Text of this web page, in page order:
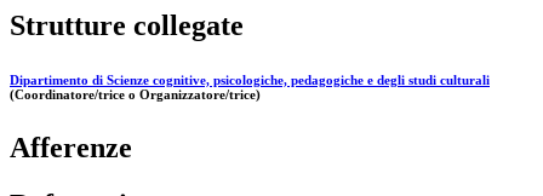
Strutture collegate
Dipartimento di Scienze cognitive, psicologiche, pedagogiche e degli studi culturali
(Coordinatore/trice o Organizzatore/trice)
Afferenze